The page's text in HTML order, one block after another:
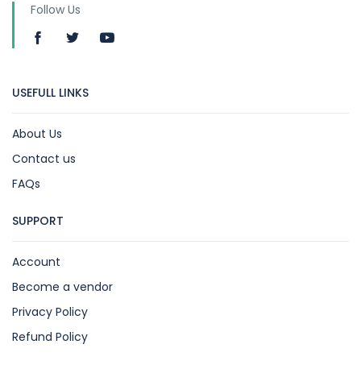
Follow Us
USEFULL LINKS
About Us
Contact us
FAQs
SUPPORT
Account
Become a vendor
Privacy Policy
Refund Policy